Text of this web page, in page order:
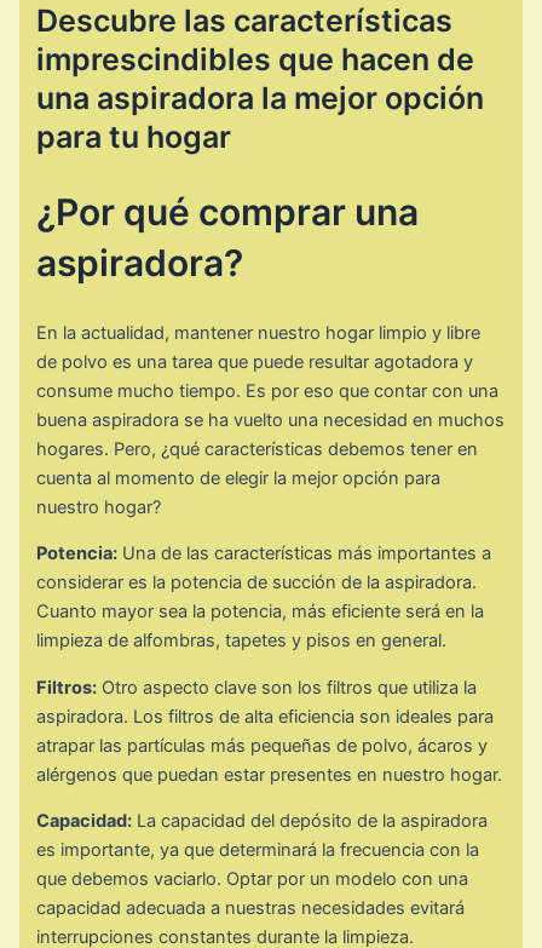
Descubre las características
imprescindibles que hacen de
una aspiradora la mejor opción
para tu hogar
¿Por qué comprar una
aspiradora?
En la actualidad, mantener nuestro hogar limpio y libre
de polvo es una tarea que puede resultar agotadora y
consume mucho tiempo. Es por eso que contar con una
buena aspiradora se ha vuelto una necesidad en muchos
hogares. Pero, ¿qué características debemos tener en
cuenta al momento de elegir la mejor opción para
nuestro hogar?
Potencia: Una de las características más importantes a
considerar es la potencia de succión de la aspiradora.
Cuanto mayor sea la potencia, más eficiente será en la
limpieza de alfombras, tapetes y pisos en general.
Filtros: Otro aspecto clave son los filtros que utiliza la
aspiradora. Los filtros de alta eficiencia son ideales para
atrapar las partículas más pequeñas de polvo, ácaros y
alérgenos que puedan estar presentes en nuestro hogar.
Capacidad: La capacidad del depósito de la aspiradora
es importante, ya que determinará la frecuencia con la
que debemos vaciarlo. Optar por un modelo con una
capacidad adecuada a nuestras necesidades evitará
interrupciones constantes durante la limpieza.